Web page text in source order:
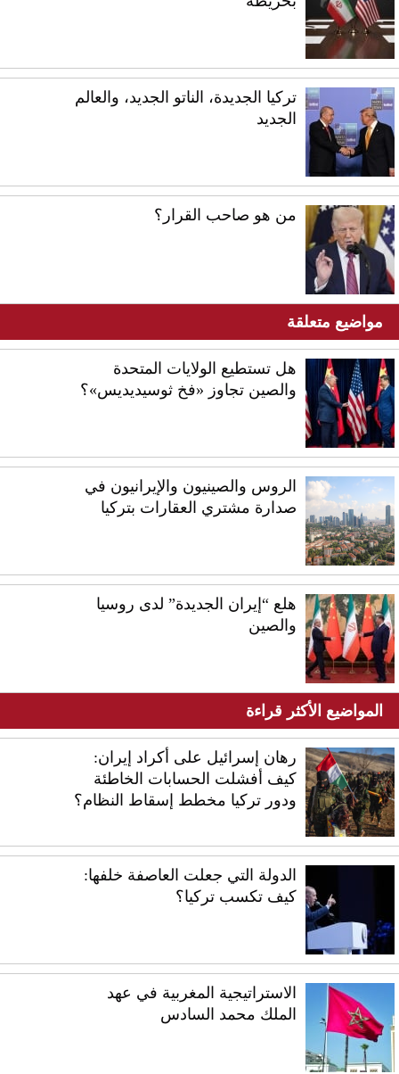
تركيا الجديدة، الناتو الجديد، والعالم
الجديد
من هو صاحب القرار؟
مواضيع متعلقة
هل تستطيع الولايات المتحدة
والصين تجاوز «فخ ثوسيديديس»؟
الروس والصينيون والإيرانيون في
صدارة مشتري العقارات بتركيا
هلع “إيران الجديدة” لدى روسيا
والصين
المواضيع الأكثر قراءة
رهان إسرائيل على أكراد إيران:
كيف أفشلت الحسابات الخاطئة
ودور تركيا مخطط إسقاط النظام؟
الدولة التي جعلت العاصفة خلفها:
كيف تكسب تركيا؟
الاستراتيجية المغربية في عهد
الملك محمد السادس